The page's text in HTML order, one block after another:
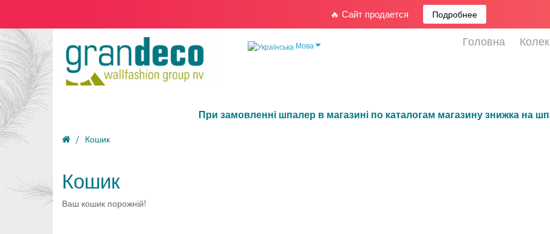
🔥 Сайт продается Подробнее
Мова Головна
При замовленні шпалер в магазині по каталогам магазину знижка на
Кошик
Кошик
Ваш кошик порожній!